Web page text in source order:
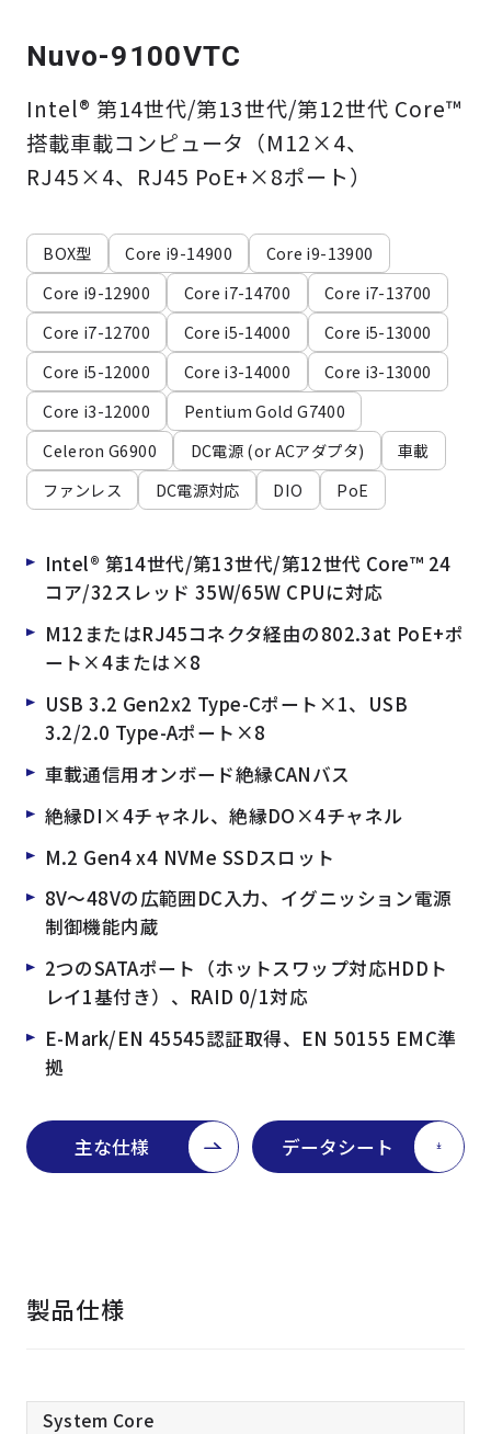
Nuvo-9100VTC
Intel® 第14世代/第13世代/第12世代 Core™
搭載車載コンピュータ（M12×4、
RJ45×4、RJ45 PoE+×8ポート）
BOX型 Core i9-14900
Core i9-13900
Core i9-12900
Core i7-14700
Core i7-13700
Core i7-12700
Core i5-14000
Core i5-13000
Core i5-12000
Core i3-14000
Core i3-13000
Core i3-12000
Pentium Gold G7400
Celeron G6900
DC電源 (or ACアダプタ)
車載
ファンレス
DC電源対応 DIO PoE
Intel® 第14世代/第13世代/第12世代 Core™ 24
コア/32スレッド 35W/65W CPUに対応
M12またはRJ45コネクタ経由の802.3at PoE+ポ
ート×4または×8
USB 3.2 Gen2x2 Type-Cポート×1、USB
3.2/2.0 Type-Aポート×8
車載通信用オンボード絶縁CANバス
絶縁DI×4チャネル、絶縁DO×4チャネル
M.2 Gen4 x4 NVMe SSDスロット
8V～48Vの広範囲DC入力、イグニッション電源
制御機能内蔵
2つのSATAポート（ホットスワップ対応HDDト
レイ1基付き）、RAID 0/1対応
E-Mark/EN 45545認証取得、EN 50155 EMC準
拠
主な仕様 データシート
製品仕様
System Core